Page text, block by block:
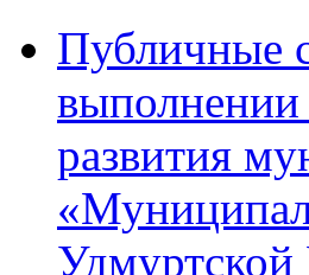
Публичные
выполнении
развития
Удмуртской